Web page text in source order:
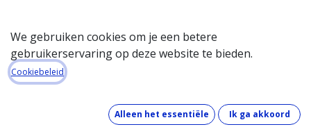
Startpagina
Over de databank
Wat kost de databank?
Hoe werkt de databank?
We gebruiken cookies om je een betere
gebruikerservaring op deze website te bieden.
Cookiebeleid
Alleen het essentiële Ik ga akkoord